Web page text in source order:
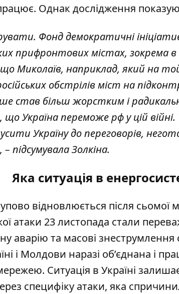
Однак дослідження
Фонд демократичні
прифронтових містах, зокрема
Миколаїв, наприклад, який на
обстрілів міст на
став більш жорстким і
Україна переможе рф у цій
Україну до переговорів,
підсумувала Золкіна.
Яка ситуація в
відновлюється після сьомої
атаки 23 листопада стали
аварію та масові знеструмлення
і Молдови наразі об’єднана і
Ситуація в Україні
специфіку атаки, яка